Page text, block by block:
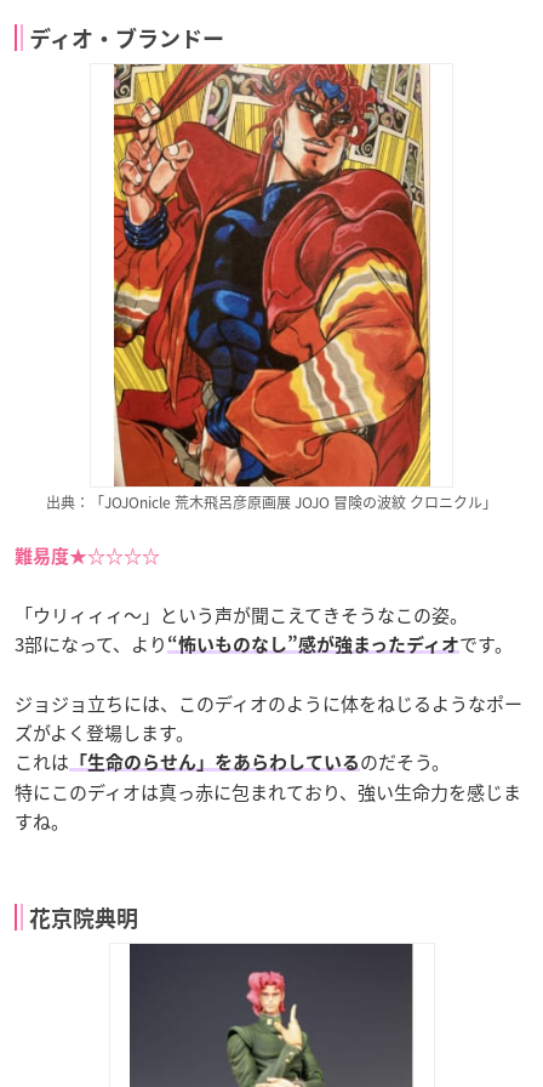
ディオ・ブランドー
出典：「JOJOnicle 荒木飛呂彦原画展 JOJO 冒険の波紋 クロニクル」
難易度★☆☆☆☆
「ウリィィィ〜」という声が聞こえてきそうなこの姿。
3部になって、より “怖いものなし”感が強まったディオです。
ジョジョ立ちには、このディオのように体をねじるようなポー
ズがよく登場します。
これは 「生命のらせん」をあらわしている のだそう。
特にこのディオは真っ赤に包まれており、強い生命力を感じま
すね。
花京院典明